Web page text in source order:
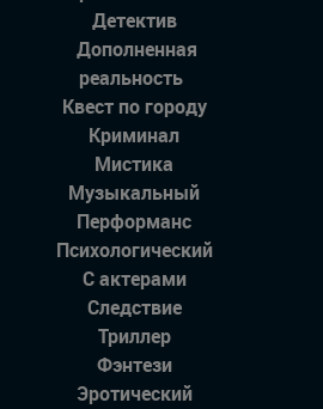
Детектив
Дополненная
реальность
Квест по городу
Криминал
Мистика
Музыкальный
Перформанс
Психологический
С актерами
Следствие
Триллер
Фэнтези
Эротический